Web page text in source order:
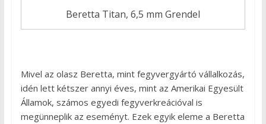
Beretta Titan, 6,5 mm Grendel
Mivel az olasz Beretta, mint fegyvergyártó vállalkozás,
idén lett kétszer annyi éves, mint az Amerikai Egyesült
Államok, számos egyedi fegyverkreációval is
megünneplik az eseményt. Ezek egyik eleme a Beretta